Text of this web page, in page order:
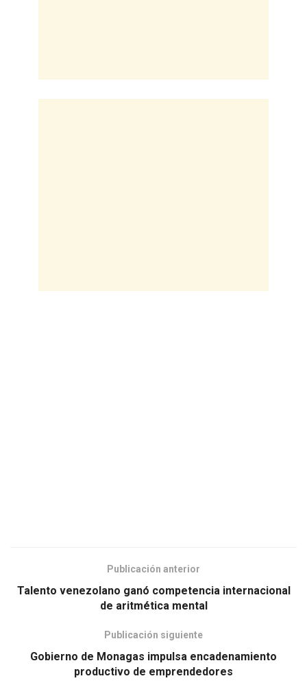
Publicación anterior
Talento venezolano ganó competencia internacional
de aritmética mental
Publicación siguiente
Gobierno de Monagas impulsa encadenamiento
productivo de emprendedores